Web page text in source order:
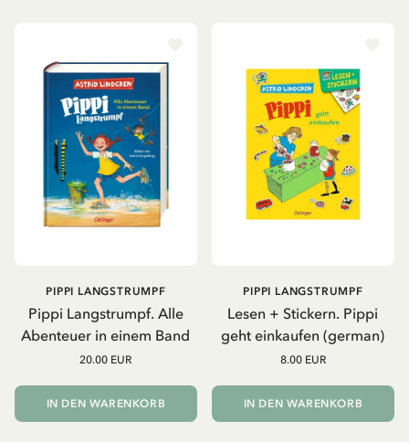
Pippi Langstrumpf. Alle
Abenteuer in einem Band
PIPPI LANGSTRUMPF
20.00 EUR
IN DEN WARENKORB
Lesen + Stickern. Pippi
geht einkaufen (german)
PIPPI LANGSTRUMPF
8.00 EUR
IN DEN WARENKORB